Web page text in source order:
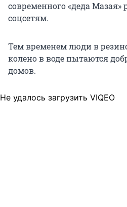
современного «деда Мазая»
соцсетям.
Тем временем люди в
колено в воде пытаются
домов.
Не удалось загрузить VIQEO